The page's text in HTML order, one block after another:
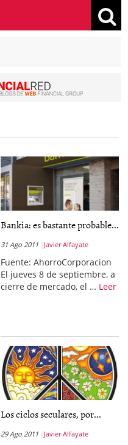
Bankia: es bastante probable...
31 Ago 2011 Javier Alfayate
Fuente: AhorroCorporacion
El jueves 8 de septiembre, a
cierre de mercado, el … Leer
Los ciclos seculares, por...
29 Ago 2011 Javier Alfayate